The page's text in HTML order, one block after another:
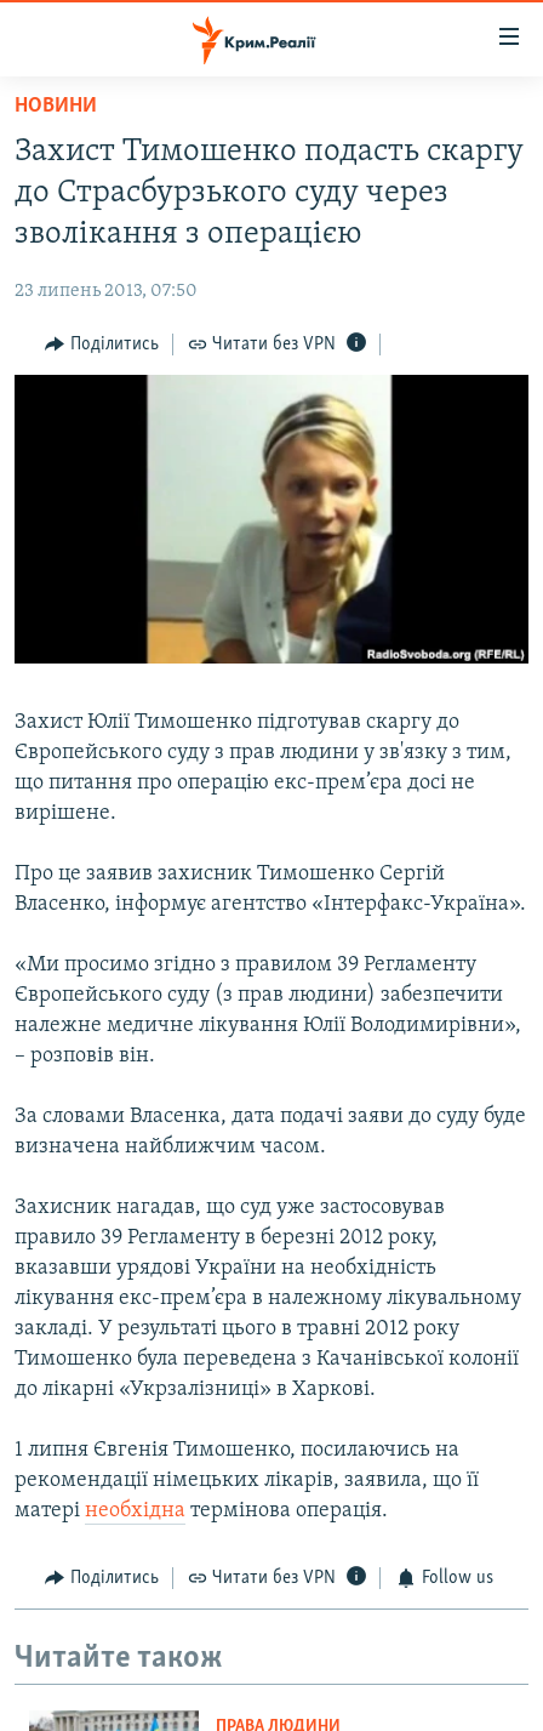
Перейти
основного
матеріалу
Перейти
до
основної
Перейти
до
ВІДЕО ТА ФОТО
БЛОГИ
ПОГЛЯД
ВІДЕОУРОКИ «ELIFBE»
УКРАЇНСЬКА ПРОБЛЕМА КРИМУ
ЯК ОБІЙТИ БЛОКУВАННЯ
Усі сайти RFE/RL
НОВИНИ
Захист Тимошенко подасть скаргу
до Страсбурзького суду через
зволікання з операцією
23 липень 2013, 07:50
Поділитись Читати без VPN
Захист Юлії Тимошенко підготував скаргу до
Європейського суду з прав людини у зв'язку з тим,
що питання про операцію екс-прем’єра досі не
вирішене.
Про це заявив захисник Тимошенко Сергій
Власенко, інформує агентство «Інтерфакс-Україна».
«Ми просимо згідно з правилом 39 Регламенту
Європейського суду (з прав людини) забезпечити
належне медичне лікування Юлії Володимирівни»,
– розповів він.
За словами Власенка, дата подачі заяви до суду буде
визначена найближчим часом.
Захисник нагадав, що суд уже застосовував
правило 39 Регламенту в березні 2012 року,
вказавши урядові України на необхідність
лікування екс-прем’єра в належному лікувальному
закладі. У результаті цього в травні 2012 року
Тимошенко була переведена з Качанівської колонії
до лікарні «Укрзалізниці» в Харкові.
1 липня Євгенія Тимошенко, посилаючись на
рекомендації німецьких лікарів, заявила, що її
матері необхідна термінова операція.
Поділитись Читати без VPN Follow us
Читайте також
ПРАВА ЛЮДИНИ